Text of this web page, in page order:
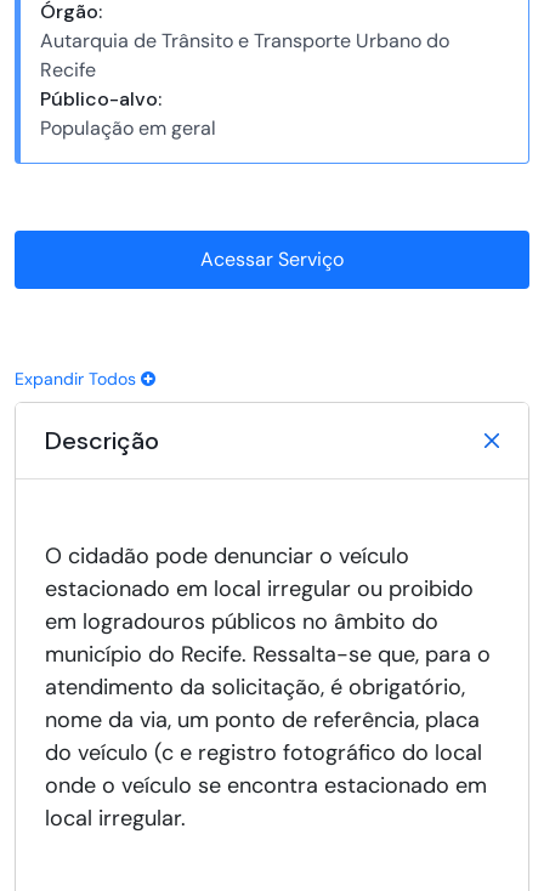
Órgão:
Autarquia de Trânsito e Transporte Urbano do
Recife
Público-alvo:
População em geral
Acessar Serviço
Expandir Todos
Descrição
O cidadão pode denunciar o veículo
estacionado em local irregular ou proibido
em logradouros públicos no âmbito do
município do Recife. Ressalta-se que, para o
atendimento da solicitação, é obrigatório,
nome da via, um ponto de referência, placa
do veículo (c e registro fotográfico do local
onde o veículo se encontra estacionado em
local irregular.